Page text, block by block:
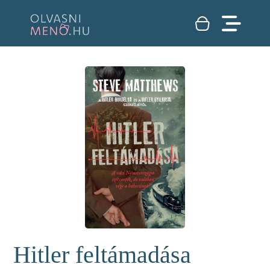
Hitler feltámadása